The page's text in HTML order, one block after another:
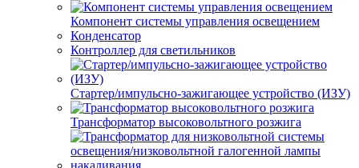
Компонент системы управления освещением
Конденсатор
Контроллер для светильников
Стартер/импульсно-зажигающее устройство (ИЗУ)
Трансформатор высоковольтного розжига